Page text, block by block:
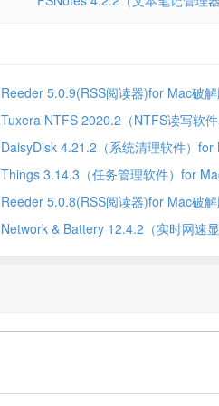
Reeder 5.0.9(RSS阅读器)for Mac破
Tuxera NTFS 2020.2（NTFS读写软
DaisyDisk 4.21.2（系统清理软件）for
Things 3.14.3（任务管理软件）for
Reeder 5.0.8(RSS阅读器)for Mac破
Network & Battery 12.4.2（实时网速